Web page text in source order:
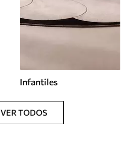
Infantiles
VER TODOS